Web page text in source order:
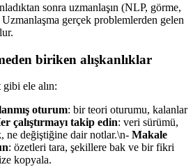
sonra uzmanlaşın (NLP, görme,
gerçek problemlerden gelen
biriken alışkanlıklar
ele alın:
oturum: bir teori oturumu, kalanlar
çalıştırmayı takip edin: veri sürümü,
ne değiştiğine dair notlar.\n- Makale
: özetleri tara, şekillere bak ve bir fikri
kopyala.